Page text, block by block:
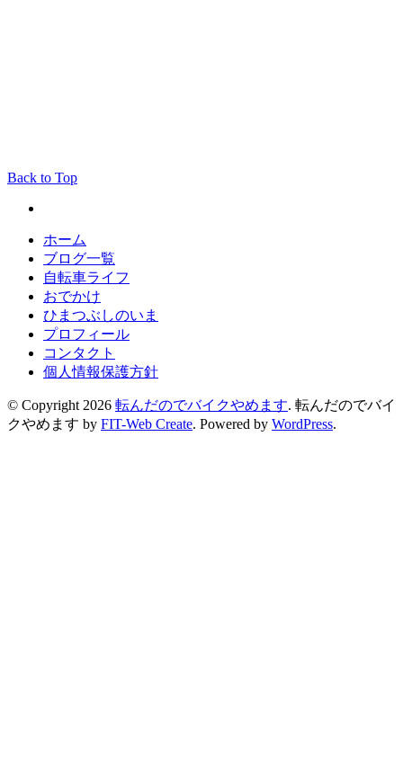
Back to Top
ホーム
ブログ一覧
自転車ライフ
おでかけ
ひまつぶしのいま
プロフィール
コンタクト
個人情報保護方針
© Copyright 2026 転んだのでバイクやめます. 転んだのでバイ
クやめます by FIT-Web Create. Powered by WordPress.